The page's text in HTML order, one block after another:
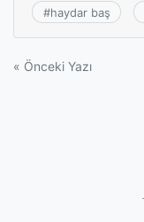
#haydar baş
Yazı
« Önceki Yazı